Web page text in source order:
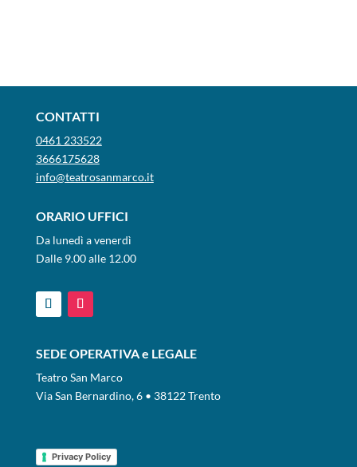
CONTATTI
0461 233522
3666175628
info@teatrosanmarco.it
ORARIO UFFICI
Da lunedì a venerdì
Dalle 9.00 alle 12.00
SEDE OPERATIVA e LEGALE
Teatro San Marco
Via San Bernardino, 6 • 38122 Trento
Privacy Policy